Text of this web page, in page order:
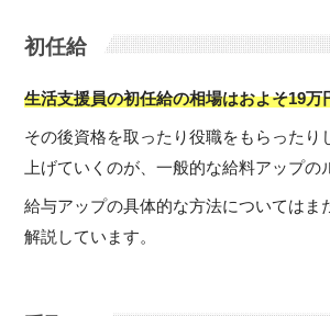
初任給
生活支援員の初任給の相場はおよそ19万
その後資格を取ったり役職をもらったり
上げていくのが、一般的な給料アップの
給与アップの具体的な方法についてはま
解説しています。